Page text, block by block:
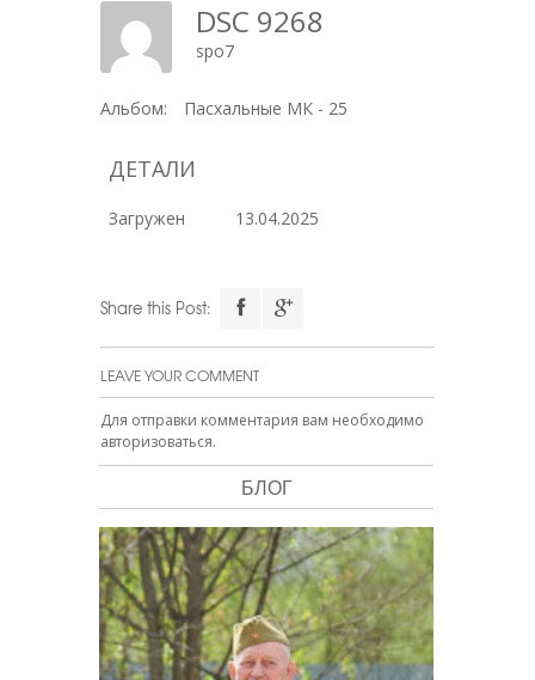
DSC 9268
spo7
Альбом: Пасхальные МК - 25
ДЕТАЛИ
Загружен 13.04.2025
Share this Post:
LEAVE YOUR COMMENT
Для отправки комментария вам необходимо
авторизоваться.
БЛОГ